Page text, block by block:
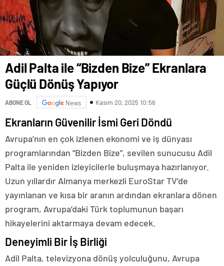
Adil Palta ile “Bizden Bize” Ekranlara
Güçlü Dönüş Yapıyor
ABONE OL News Kasım 20, 2025 10:56
Ekranların Güvenilir İsmi Geri Döndü
Avrupa’nın en çok izlenen ekonomi ve iş dünyası
programlarından “Bizden Bize”, sevilen sunucusu Adil
Palta ile yeniden izleyicilerle buluşmaya hazırlanıyor.
Uzun yıllardır Almanya merkezli EuroStar TV’de
yayınlanan ve kısa bir aranın ardından ekranlara dönen
program, Avrupa’daki Türk toplumunun başarı
hikayelerini aktarmaya devam edecek.
Deneyimli Bir İş Birliği
Adil Palta, televizyona dönüş yolculuğunu, Avrupa